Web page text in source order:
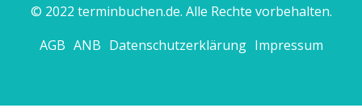
© 2022 terminbuchen.de. Alle Rechte vorbehalten.
AGB ANB Datenschutzerklärung Impressum